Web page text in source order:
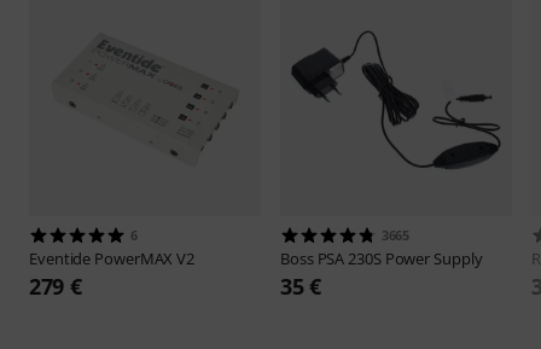
6
Eventide PowerMAX V2
279 €
3665
Boss PSA 230S Power Supply
35 €